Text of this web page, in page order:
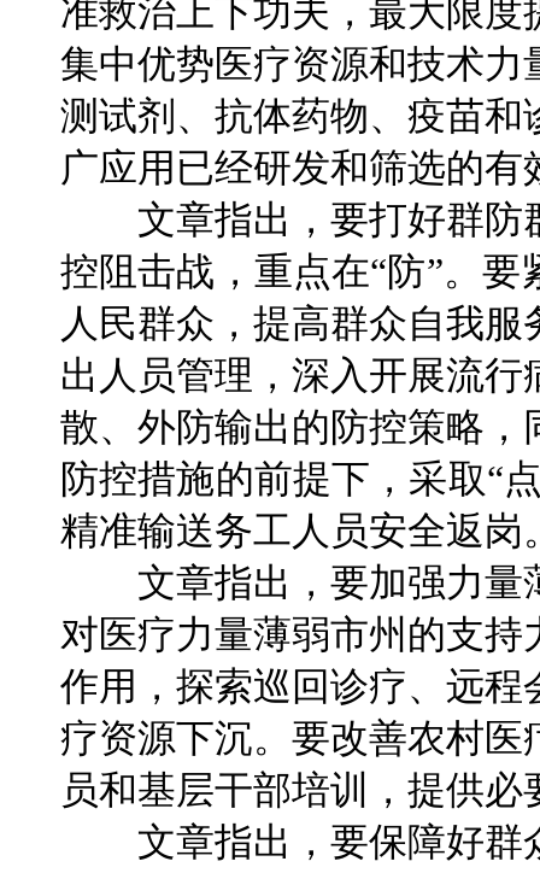
准救治上下功夫，最大限
集中优势医疗资源和技术
测试剂、抗体药物、疫苗
广应用已经研发和筛选的
文章指出，要打好群防
控阻击战，重点在“防”。
人民群众，提高群众自我
出人员管理，深入开展流
散、外防输出的防控策略
防控措施的前提下，采取“
精准输送务工人员安全返岗
文章指出，要加强力量
对医疗力量薄弱市州的支
作用，探索巡回诊疗、远
疗资源下沉。要改善农村
员和基层干部培训，提供必
文章指出，要保障好群